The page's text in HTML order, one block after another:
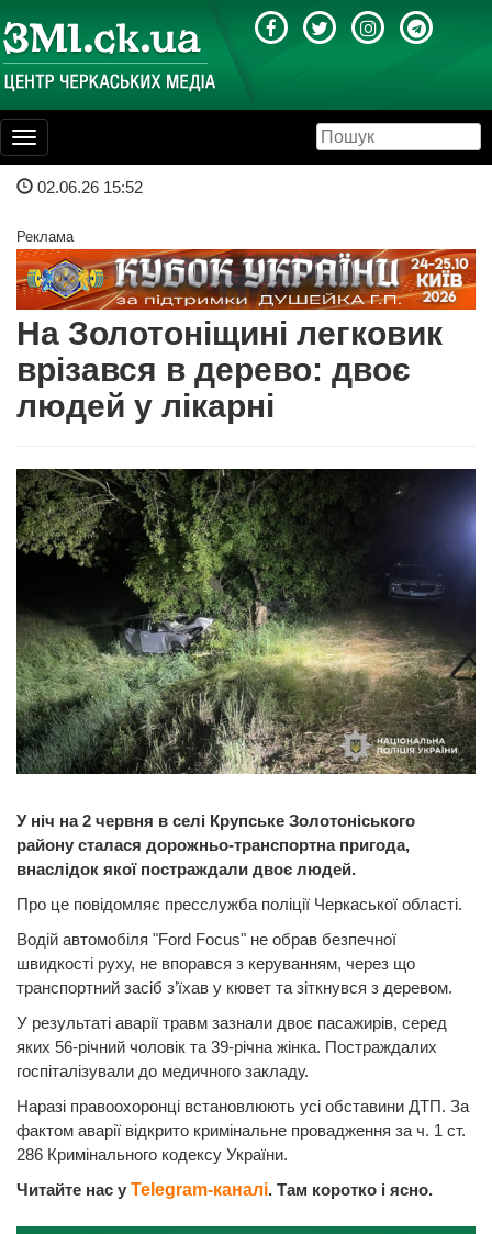
Toggle
navigation
02.06.26 15:52
Реклама
На Золотоніщині легковик
врізався в дерево: двоє
людей у лікарні
У ніч на 2 червня в селі Крупське Золотоніського
району сталася дорожньо-транспортна пригода,
внаслідок якої постраждали двоє людей.
Про це повідомляє пресслужба поліції Черкаської області.
Водій автомобіля "Ford Focus" не обрав безпечної
швидкості руху, не впорався з керуванням, через що
транспортний засіб з’їхав у кювет та зіткнувся з деревом.
У результаті аварії травм зазнали двоє пасажирів, серед
яких 56-річний чоловік та 39-річна жінка. Постраждалих
госпіталізували до медичного закладу.
Наразі правоохоронці встановлюють усі обставини ДТП. За
фактом аварії відкрито кримінальне провадження за ч. 1 ст.
286 Кримінального кодексу України.
Читайте нас у Telegram-каналі. Там коротко і ясно.